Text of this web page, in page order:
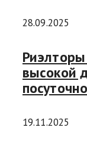
28.09.2025
высокой
19.11.2025